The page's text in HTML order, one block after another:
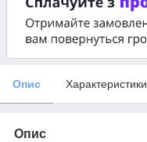
Опис Характеристики
Опис